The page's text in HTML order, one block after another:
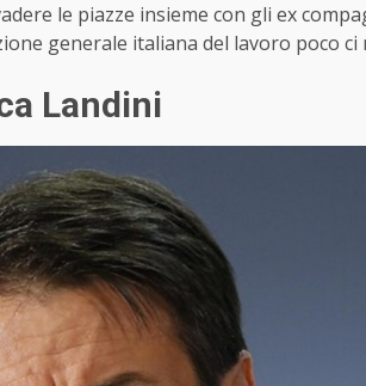
le piazze insieme con gli ex
generale italiana del lavoro poco ci
Landini